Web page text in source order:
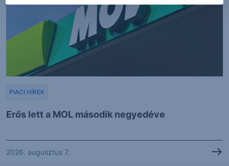
Erős lett a MOL második negyedéve
PIACI HÍREK
2026. augusztus 7.